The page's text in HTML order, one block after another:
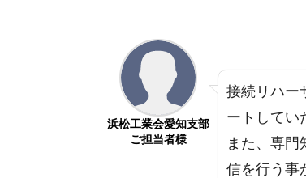
浜松工業会愛知支部
ご担当者様
接続リハー
ートしてい
また、専
信を行う事